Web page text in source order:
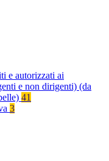
e autorizzati ai
e non dirigenti) (da
41
3